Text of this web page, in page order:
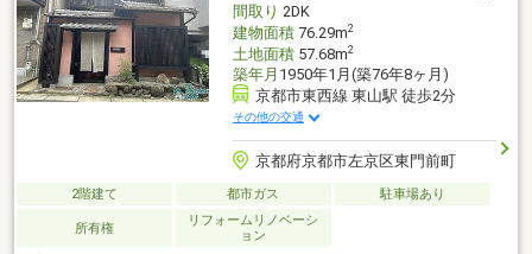
間取り 2DK
建物面積76.29m2
土地面積57.68m2
築年月 1950年1月(築76年8ヶ月)
京都市東西線 東山駅 徒歩2分
その他の交通
京都府京都市左京区東門前町
2階建て 都市ガス 駐車場あり
所有権
リフォームリノベーシ
ョン